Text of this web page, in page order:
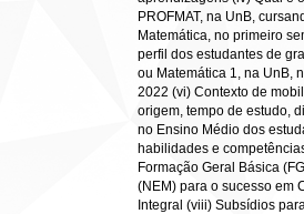
PROFMAT, na UnB,
Matemática, no primeiro
perfil dos estudantes de
ou Matemática 1, na UnB,
2022 (vi) Contexto de
origem, tempo de estudo,
no Ensino Médio dos
habilidades e
Formação Geral Básica
(NEM) para o sucesso em
Integral (viii) Subsídios